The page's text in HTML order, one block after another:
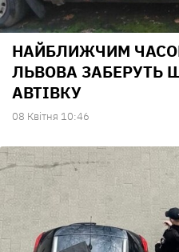
НАЙБЛИЖЧИМ
ЛЬВОВА ЗАБЕРУТЬ
АВТІВКУ
08 Квiтня 10:46